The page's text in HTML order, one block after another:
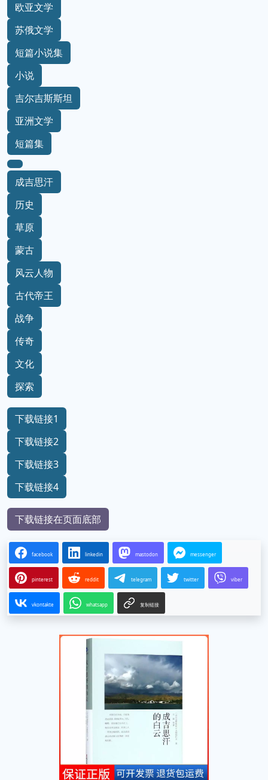
欧亚文学
苏俄文学
短篇小说集
小说
吉尔吉斯斯坦
亚洲文学
短篇集
成吉思汗
历史
草原
蒙古
风云人物
古代帝王
战争
传奇
文化
探索
下载链接1
下载链接2
下载链接3
下载链接4
下载链接在页面底部
facebook linkedin mastodon messenger
pinterest reddit telegram twitter viber
vkontakte whatsapp 复制链接